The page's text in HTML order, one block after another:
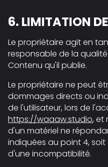
6. LIMITATION
Le propriétaire agit en
responsable de la
Contenu qu'il publie.
Le propriétaire ne peut
dommages directs ou
de l'utilisateur, lors de
https://waaaw.studio, et
d'un matériel ne
indiquées au point 4,
d'une incompatibilité.